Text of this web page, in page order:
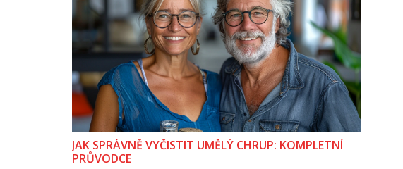
JAK SPRÁVNĚ VYČISTIT UMĚLÝ CHRUP: KOMPLETNÍ
PRŮVODCE